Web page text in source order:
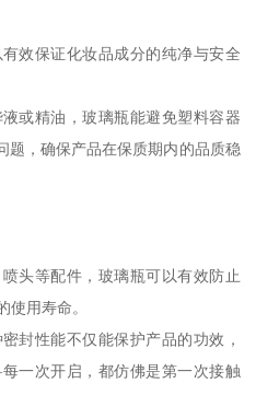
效保证化妆品成分的纯净与安全
或精油，玻璃瓶能避免塑料容器
题，确保产品在保质期内的品质稳
头等配件，玻璃瓶可以有效防止
使用寿命。
封性能不仅能保护产品的功效，
一次开启，都仿佛是第一次接触